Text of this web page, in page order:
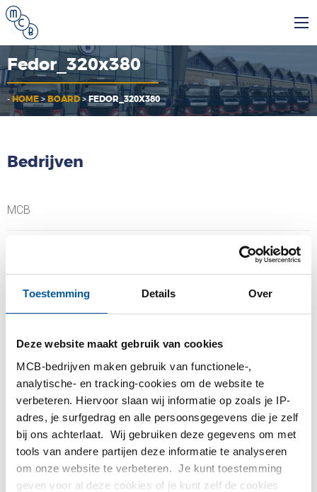
Toestemming Details Over
Deze website maakt gebruik van cookies
MCB-bedrijven maken gebruik van functionele-,
analytische- en tracking-cookies om de website te
verbeteren. Hiervoor slaan wij informatie op zoals je IP-
adres, je surfgedrag en alle persoonsgegevens die je zelf
bij ons achterlaat. Wij gebruiken deze gegevens om met
tools van andere partijen deze informatie te analyseren
om onze website te verbeteren. Je kunt toestemming
geven voor al deze cookies of je kunt zelf de cookies
Fedor_320x380
-HOME> BOARD>FEDOR_320X380
Bedrijven
MCB
MCB Direct
Testas
TS Métaux